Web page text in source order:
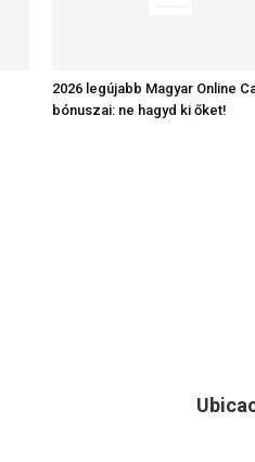
2026 legújabb Magyar Online
bónuszai: ne hagyd ki őket!